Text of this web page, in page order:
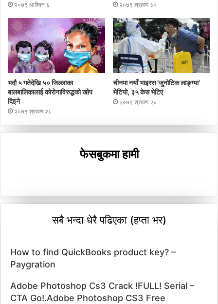
२०७९ आश्विन ६ २०७९ श्रावण ३०
भदौ ५ गतेदेखि ५० जिल्लाका
बालबालिकालाई कोरोनाविरुद्धको खोप
दिइने
२०७९ श्रावण २८
चीनमा नयाँ भाइरस ‘जुनोटिक लाङ्ग्या’
भेटियो, ३५ केस भेटिए
२०७९ श्रावण २४
फेसबुकमा हामी
सबै भन्दा धेरै पढिएका (हप्ता भर)
How to find QuickBooks product key? –
Paygration
Adobe Photoshop Cs3 Crack !FULL! Serial –
CTA Go!.Adobe Photoshop CS3 Free